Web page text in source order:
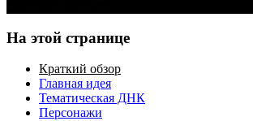
На этой странице
Краткий обзор
Главная идея
Тематическая ДНК
Персонажи